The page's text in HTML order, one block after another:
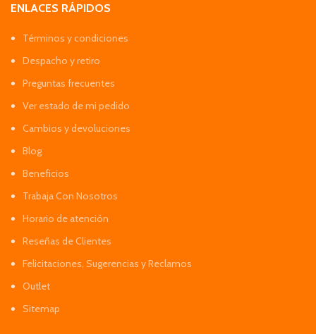
ENLACES RÁPIDOS
Términos y condiciones
Despacho y retiro
Preguntas frecuentes
Ver estado de mi pedido
Cambios y devoluciones
Blog
Beneficios
Trabaja Con Nosotros
Horario de atención
Reseñas de Clientes
Felicitaciones, Sugerencias y Reclamos
Outlet
Sitemap